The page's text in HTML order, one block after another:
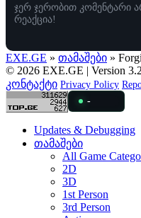
ჯერ ჯერობით კომენტარი
რეაქცია!
EXE.GE » თამაშები »
© 2026 EXE.GE | Version
კონტაქტი Privacy Policy
-
Updates & Debugging
თამაშები
All Game
2D
3D
1st Person
3rd Person